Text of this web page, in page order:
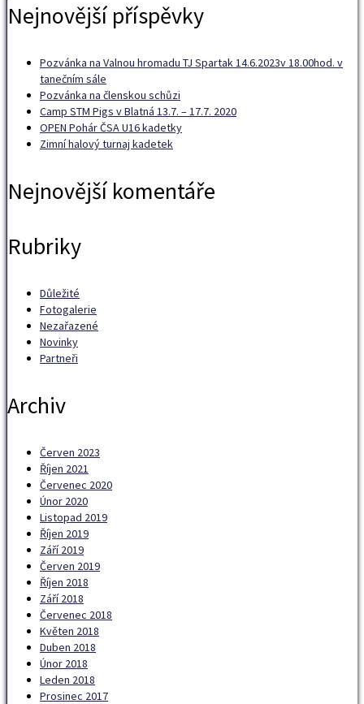
Nejnovější příspěvky
Pozvánka na Valnou hromadu TJ Spartak 14.6.2023v 18.00hod. v
tanečním sále
Pozvánka na členskou schůzi
Camp STM Pigs v Blatná 13.7. – 17.7. 2020
OPEN Pohár ČSA U16 kadetky
Zimní halový turnaj kadetek
Nejnovější komentáře
Rubriky
Důležité
Fotogalerie
Nezařazené
Novinky
Partneři
Archiv
Červen 2023
Říjen 2021
Červenec 2020
Únor 2020
Listopad 2019
Říjen 2019
Září 2019
Červen 2019
Říjen 2018
Září 2018
Červenec 2018
Květen 2018
Duben 2018
Únor 2018
Leden 2018
Prosinec 2017